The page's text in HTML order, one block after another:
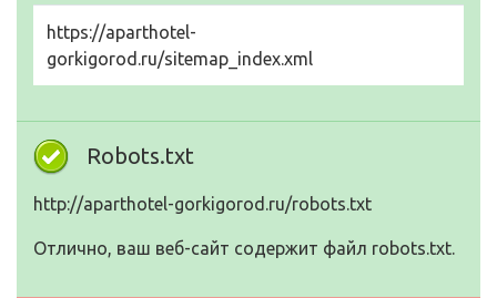
https://aparthotel-
gorkigorod.ru/sitemap_index.xml
Robots.txt
http://aparthotel-gorkigorod.ru/robots.txt
Отлично, ваш веб-сайт содержит файл robots.txt.